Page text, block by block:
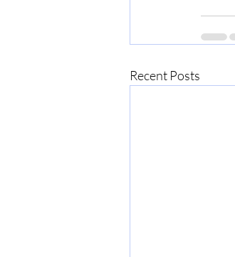
Recent Posts